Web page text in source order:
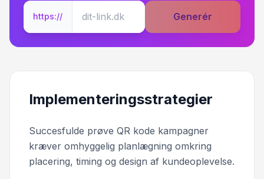
https:// Generér
Implementeringsstrategier
Succesfulde prøve QR kode kampagner
kræver omhyggelig planlægning omkring
placering, timing og design af kundeoplevelse.